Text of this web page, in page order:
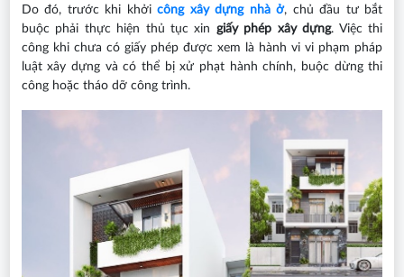
Do đó, trước khi khởicông xây dựng nhà ở, chủ đầu tư bắt
buộc phải thực hiện thủ tục xin giấy phép xây dựng. Việc thi
công khi chưa có giấy phép được xem là hành vi vi phạm pháp
luật xây dựng và có thể bị xử phạt hành chính, buộc dừng thi
công hoặc tháo dỡ công trình.